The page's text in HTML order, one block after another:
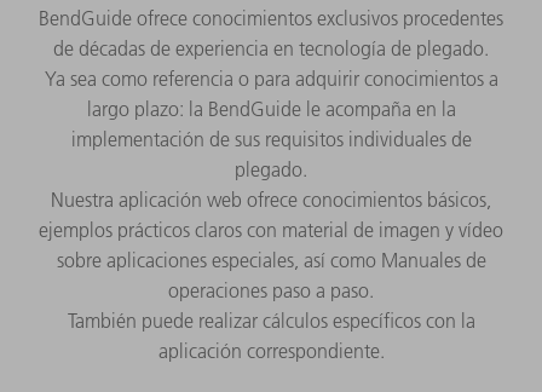
BendGuide ofrece conocimientos exclusivos procedentes
de décadas de experiencia en tecnología de plegado.
Ya sea como referencia o para adquirir conocimientos a
largo plazo: la BendGuide le acompaña en la
implementación de sus requisitos individuales de
plegado.
Nuestra aplicación web ofrece conocimientos básicos,
ejemplos prácticos claros con material de imagen y vídeo
sobre aplicaciones especiales, así como Manuales de
operaciones paso a paso.
También puede realizar cálculos específicos con la
aplicación correspondiente.